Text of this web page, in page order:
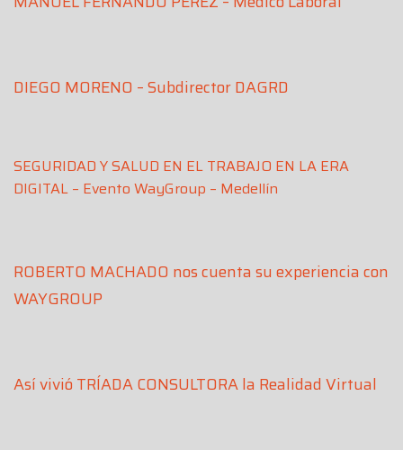
DIEGO MORENO – Subdirector DAGRD
SEGURIDAD Y SALUD EN EL TRABAJO EN LA ERA
DIGITAL – Evento WayGroup – Medellín
ROBERTO MACHADO nos cuenta su experiencia con
WAYGROUP
Así vivió TRÍADA CONSULTORA la Realidad Virtual